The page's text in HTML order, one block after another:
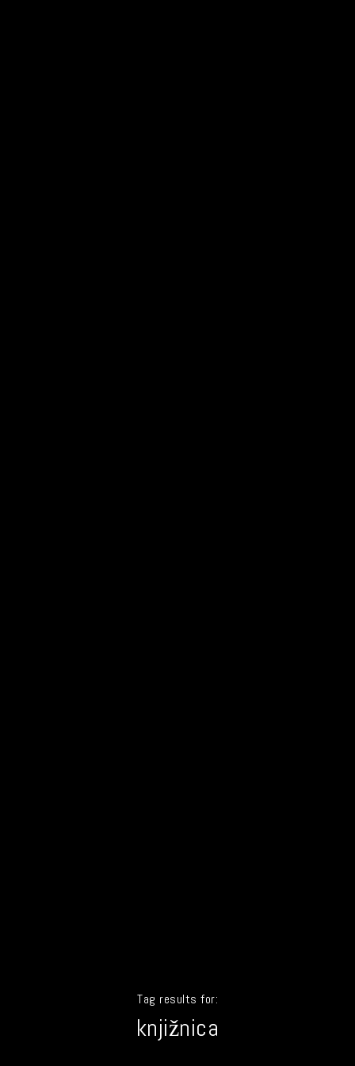
Tag results for:
knjižnica